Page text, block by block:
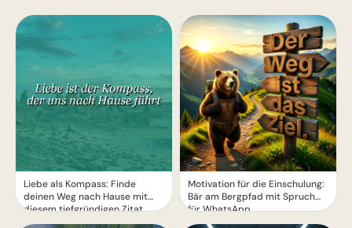
Liebe als Kompass: Finde
deinen Weg nach Hause mit
diesem tiefgründigen Zitat
Motivation für die Einschulung:
Bär am Bergpfad mit Spruch
für WhatsApp